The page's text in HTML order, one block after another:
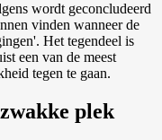
wordt geconcludeerd
vinden wanneer de
Het tegendeel is
een van de meest
tegen te gaan.
plek